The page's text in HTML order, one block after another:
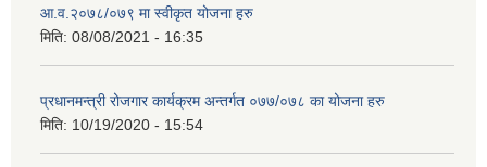
आ.व.२०७८/०७९ मा स्वीकृत योजना हरु
मिति: 08/08/2021 - 16:35
प्रधानमन्त्री रोजगार कार्यक्रम अन्तर्गत ०७७/०७८ का योजना हरु
मिति: 10/19/2020 - 15:54